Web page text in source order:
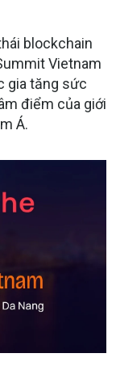
blockchain
Vietnam
gia tăng sức
điểm của giới
Á.